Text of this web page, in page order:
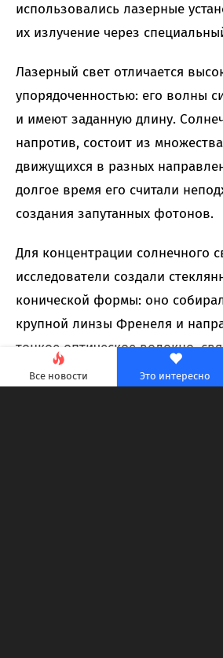
Все новости Это интересно
использовались лазерные
их излучение через
Лазерный свет отличается
упорядоченностью: его волны
и имеют заданную длину.
напротив, состоит из
движущихся в разных
долгое время его считали
создания запутанных фотонов.
Для концентрации солнечного
исследователи создали
конической формы: оно
крупной линзы Френеля и
тонкое оптическое волокно,
кристаллом размером в